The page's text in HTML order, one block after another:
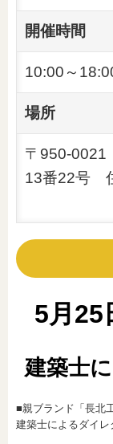
開催時間
10:00～
場所
〒950-0021
13番22号
5月25
建築士
■親ブランド「長北
建築士によるダイレ